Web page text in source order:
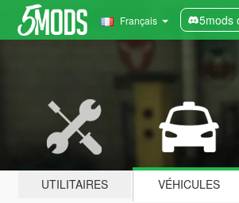
Français 5mods
UTILITAIRES VÉHICULES